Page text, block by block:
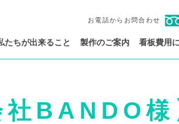
お電話からお問合わせ
たちが出来ること 製作のご案内 看板費用
BANDO様